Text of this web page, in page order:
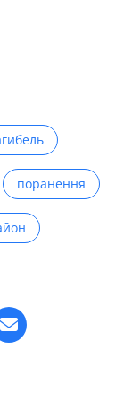
поранення